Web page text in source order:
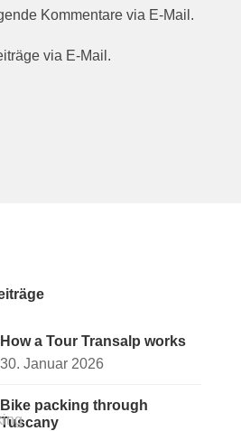
Kommentare via E-Mail.
via E-Mail.
How a Tour Transalp works
30. Januar 2026
Bike packing through
Tuscany